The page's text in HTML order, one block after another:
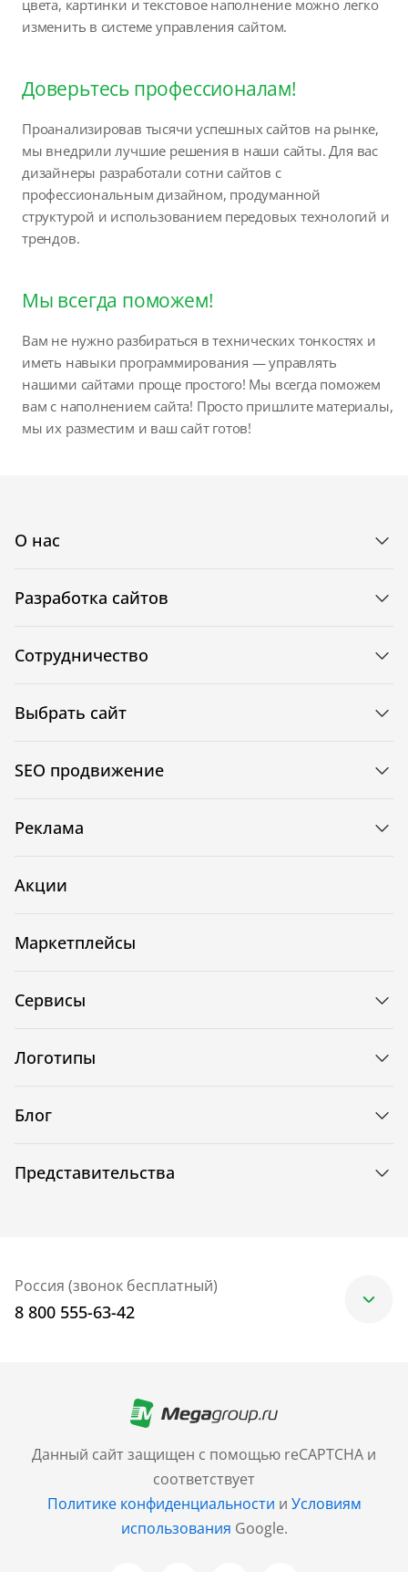
цвета, картинки и текстовое наполнение можно легко
изменить в системе управления сайтом.
Доверьтесь профессионалам!
Проанализировав тысячи успешных сайтов на рынке,
мы внедрили лучшие решения в наши сайты. Для вас
дизайнеры разработали сотни сайтов с
профессиональным дизайном, продуманной
структурой и использованием передовых технологий и
трендов.
Мы всегда поможем!
Вам не нужно разбираться в технических тонкостях и
иметь навыки программирования — управлять
нашими сайтами проще простого! Мы всегда поможем
вам с наполнением сайта! Просто пришлите материалы,
мы их разместим и ваш сайт готов!
Данный сайт защищен с помощью reCAPTCHA и
соответствует
Политике конфиденциальности и Условиям
использования Google.
О нас
Разработка сайтов
Сотрудничество
Выбрать сайт
SEO продвижение
Реклама
Акции
Маркетплейсы
Сервисы
Логотипы
Блог
Представительства
Россия (звонок бесплатный)
8 800 555-63-42
+7 (499) 705-30-10
Санкт-Петербург
+7 (812) 600-77-33
Барнаул
+7 (961) 999-93-93